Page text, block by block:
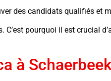
des candidats qualifiés et
pourquoi il est crucial
à